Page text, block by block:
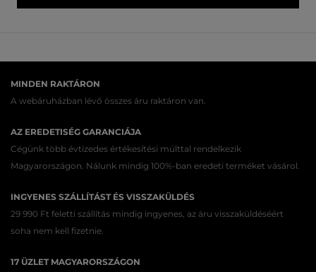
MINDEN RAKTÁRON
A webáruházban lévő összes áru raktáron van.
AZ EREDETISÉG GARANCIÁJA
Cégünk több évtizedes értékesítési múlttal rendelkezik
Magyarországon. Nálunk mindig 100%-ban eredeti terméket vásárol.
INGYENES SZÁLLÍTÁST ÉS VISSZAKÜLDÉS
29 990 Ft feletti szállítás mindig ingyenes, az áru visszaküldéséért
soha nem kell fizetnie.
17 ÜZLET MAGYARORSZÁGON